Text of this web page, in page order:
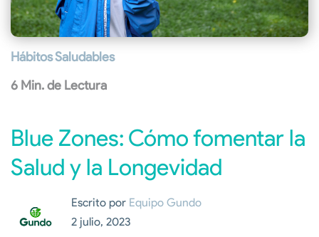
Hábitos Saludables
6 Min. de Lectura
Blue Zones: Cómo fomentar la
Salud y la Longevidad
Escrito por Equipo Gundo
2 julio, 2023